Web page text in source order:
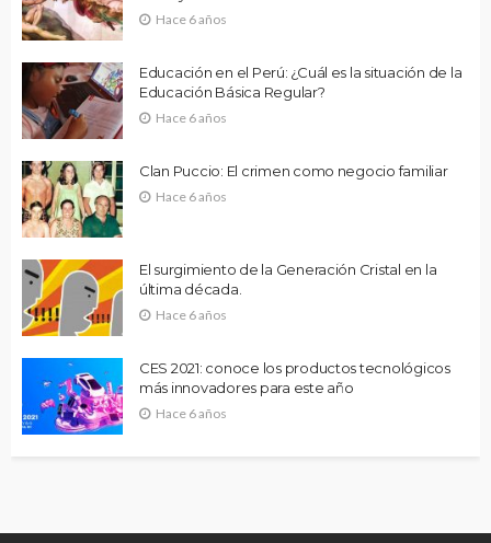
Hace 6 años
Educación en el Perú: ¿Cuál es la situación de la
Educación Básica Regular?
Hace 6 años
Clan Puccio: El crimen como negocio familiar
Hace 6 años
El surgimiento de la Generación Cristal en la
última década.
Hace 6 años
CES 2021: conoce los productos tecnológicos
más innovadores para este año
Hace 6 años